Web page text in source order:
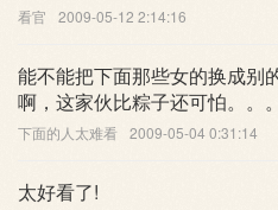
看官 2009-05-12 2:14:16
能不能把下面那些女的换成别
啊，这家伙比粽子还可怕。。。
下面的人太难看 2009-05-04 0:31:14
太好看了!